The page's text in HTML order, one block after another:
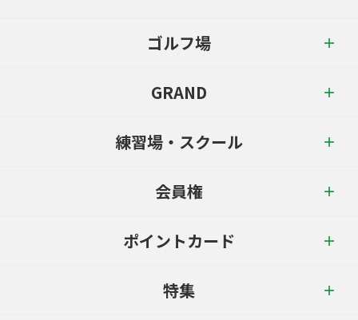
ゴルフ場
GRAND
練習場・スクール
会員権
ポイントカード
特集